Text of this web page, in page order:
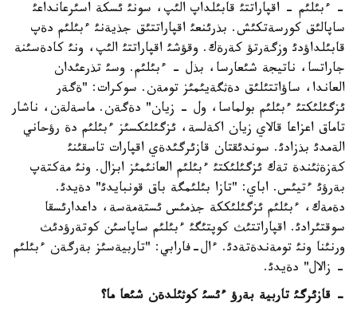
- ءبئلئم - اقپاراتتئ قابئلداپ الئپ، سونئ ئسكة اسئرعانداعئ
ساپالئق كورسةتكئش. بذرئنعئ اقپاراتتئق جذيةنئ ءبئلئم دةپ
قابئلداؤدئ وزگةرتؤ كةرةك. وقؤشئ اقپاراتتئ الئپ، ونئ كادةسئنة
جاراتسا، ناتيجة شئعارسا، بذل - ءبئلئم. وسئ تذرعئدان
العاندا، ساؤاتتئلئق دةثگةيئمئز تومةن. سوكرات: "ةگةر
ئزگئلئكتئ ءبئلئم بولماسا، ول - زيان" دةگةن. ماسةلةن، ناشار
تاماق اعزاعا قالاي زيان اكةلسة، ئزگئلئكسئز ءبئلئم دة رؤحاني
الةمدئ بذزادئ. سوندئقتان قازئرگئدةي اقپارات تاسقئنئ
كةزةثئندة تةك ئزگئلئكتئ ءبئلئم العانئمئز ابزال. ونئ مةكتةپ
بةرؤئ ءتيئس. اباي: "تازا بئلئمگة باق قونبايدئ" دةيدئ.
دةمةك، ءبئلئم ئزگئلئككة جذمئس ئستةمةسة، داعدارئسقا
سوقتئرادئ. اقپاراتتئث كوپتئگئ ءبئلئم ساپاسئن كوتةرؤدئث
ورنئنا ونئ تومةندةتةدئ. ءال-فارابي: "تاربيةسئز بةرگةن ءبئلئم
- زالال" دةيدئ.
- قازئرگئ تاربية بةرؤ ءئسئ كوثئلدةن شئعا ما؟